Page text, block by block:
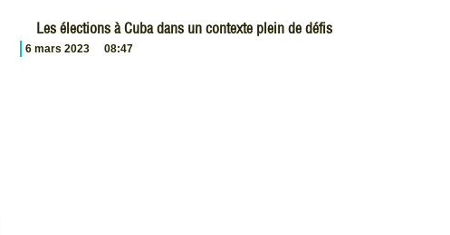
Les élections à Cuba dans un contexte plein de défis
6 mars 2023 08:47